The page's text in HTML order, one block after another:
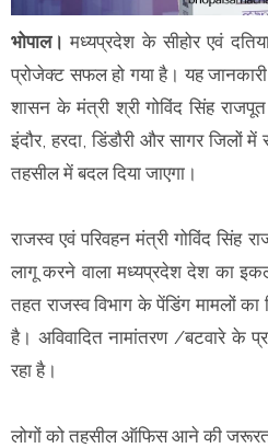
भोपाल।मध्यप्रदेश के सीहोर एवं
प्रोजेक्ट सफल हो गया है। यह
शासन के मंत्री श्री गोविंद सिंह
इंदौर, हरदा, डिंडौरी और सागर जिलों
तहसील में बदल दिया जाएगा।
राजस्व एवं परिवहन मंत्री गोविंद सिंह
लागू करने वाला मध्यप्रदेश देश का
तहत राजस्व विभाग के पेंडिंग मामलों
है। अविवादित नामांतरण /बटवारे के
रहा है।
लोगों को तहसील ऑफिस आने की